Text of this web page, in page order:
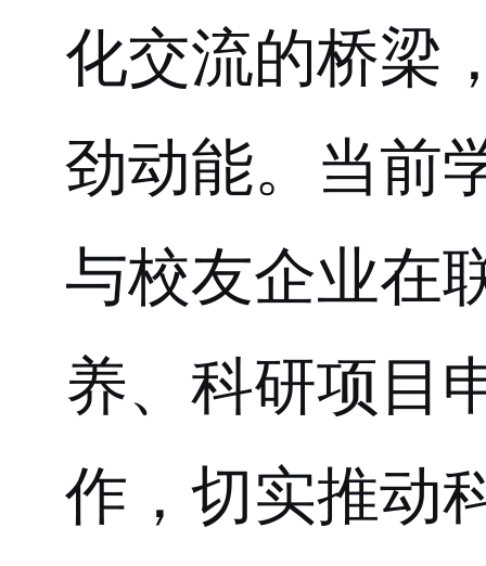
化交流的桥梁
劲动能。当前
与校友企业在
养、科研项目
作，切实推动